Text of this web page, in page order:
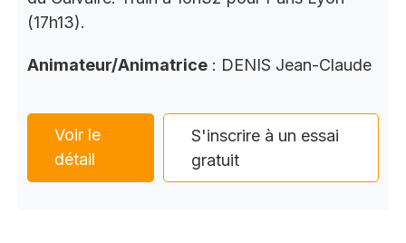
(17h13).
Animateur/Animatrice : DENIS Jean-Claude
Voir le
détail
S'inscrire à un essai
gratuit